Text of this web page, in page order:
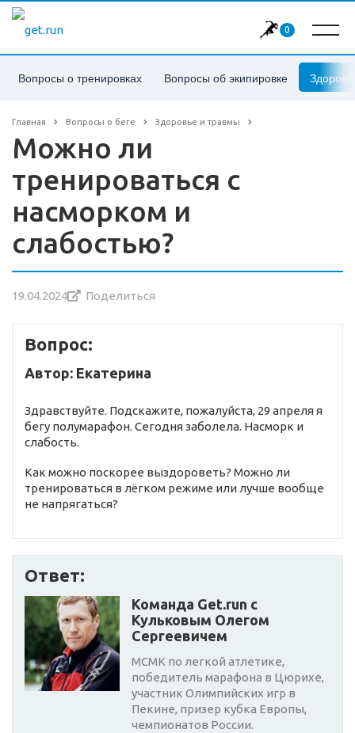
0
Вопросы о тренировках Вопросы об экипировке
Главная Вопросы о беге Здоровье и травмы
Можно ли
тренироваться с
насморком и
слабостью?
19.04.2024 Поделиться
Вопрос:
Автор: Екатерина
Здравствуйте. Подскажите, пожалуйста, 29 апреля я
бегу полумарафон. Сегодня заболела. Насморк и
слабость.
Как можно поскорее выздороветь? Можно ли
тренироваться в лёгком режиме или лучше вообще
не напрягаться?
Ответ:
Команда Get.run с
Кульковым Олегом
Сергеевичем
МСМК по легкой атлетике,
победитель марафона в Цюрихе,
участник Олимпийских игр в
Пекине, призер кубка Европы,
чемпионатов России.